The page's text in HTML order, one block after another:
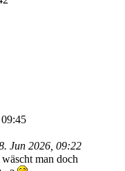
Jun 2026, 09:22
man doch